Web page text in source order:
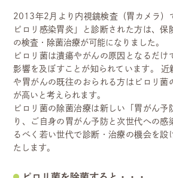
2013年2月より内視鏡検査（胃カメラ）
ピロリ感染胃炎」と診断された方は、保
の検査・除菌治療が可能になりました。
ピロリ菌は潰瘍やがんの原因となるだけ
影響を及ぼすことが知られています。
近
や胃がんの既往のおられる方はピロリ菌
が高いと考えられます。
ピロリ菌の除菌治療は新しい「胃がん予
り、ご自身の胃がん予防と次世代への感
るべく若い世代で診断・治療の機会を設
たします。